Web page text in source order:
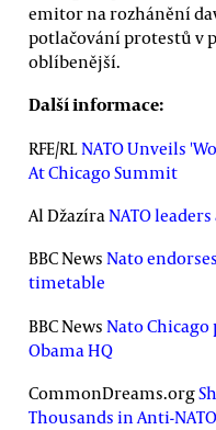
emitor na rozhánění
potlačování protestů v
oblíbenější.
Další informace:
RFE/RLNATO Unveils
At Chicago Summit
Al DžazíraNATO
BBC News Nato
timetable
BBC News Nato
Obama HQ
CommonDreams.org
Thousands in Anti-